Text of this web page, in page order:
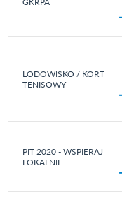
LODOWISKO / KORT
TENISOWY
PIT 2020 - WSPIERAJ
LOKALNIE